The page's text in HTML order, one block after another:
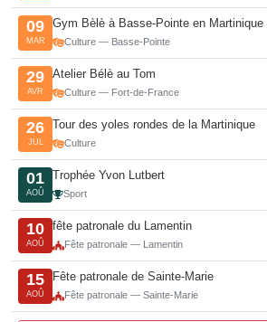
09
MAR
Gym Bèlè à Basse-Pointe en Martinique
Culture — Basse-Pointe
29
AVR
Atelier Bélè au Tom
Culture — Fort-de-France
26
JUL
Tour des yoles rondes de la Martinique
Culture
01
AOÛ
Trophée Yvon Lutbert
Sport
10
AOÛ
fête patronale du Lamentin
Fête patronale — Lamentin
15
AOÛ
Fête patronale de Sainte-Marie
Fête patronale — Sainte-Marie